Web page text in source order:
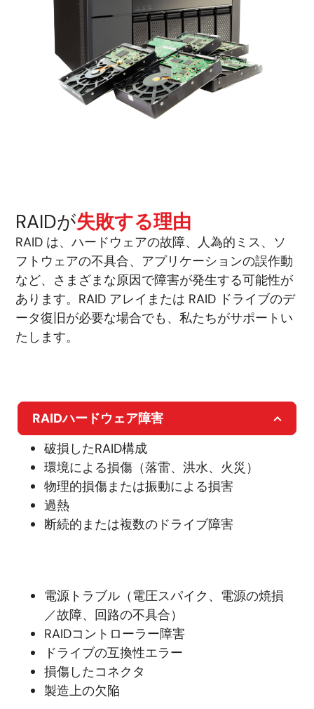
RAIDが失敗する理由
RAID は、ハードウェアの故障、人為的ミス、ソ
フトウェアの不具合、アプリケーションの誤作動
など、さまざまな原因で障害が発生する可能性が
あります。RAID アレイまたは RAID ドライブのデ
ータ復旧が必要な場合でも、私たちがサポートい
たします。
RAIDハードウェア障害
破損したRAID構成
環境による損傷（落雷、洪水、火災）
物理的損傷または振動による損害
過熱
断続的または複数のドライブ障害
電源トラブル（電圧スパイク、電源の焼損
／故障、回路の不具合）
RAIDコントローラー障害
ドライブの互換性エラー
損傷したコネクタ
製造上の欠陥